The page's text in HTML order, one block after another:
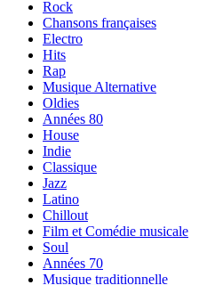
Rock
Chansons françaises
Electro
Hits
Rap
Musique Alternative
Oldies
Années 80
House
Indie
Classique
Jazz
Latino
Chillout
Film et Comédie musicale
Soul
Années 70
Musique traditionnelle